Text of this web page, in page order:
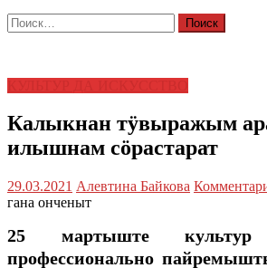
Найти:
Калыкнан тӱвыражым
илышнам сӧрастарат
29.03.2021 Алевтина Байкова
гана онченыт
25 мартыште культур
профессионально